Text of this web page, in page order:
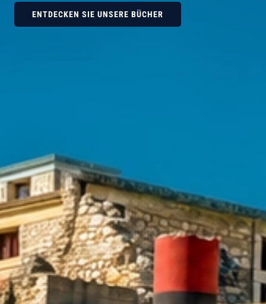
ENTDECKEN SIE UNSERE BÜCHER